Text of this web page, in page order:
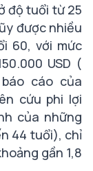
độ tuổi từ 25
được nhiều
60, với mức
USD (
cáo của
cứu phi lợi
của những
44 tuổi), chỉ
gần 1,8